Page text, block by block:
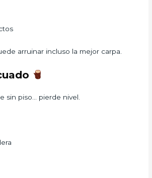
arruinar incluso la mejor carpa.
sin piso… pierde nivel.